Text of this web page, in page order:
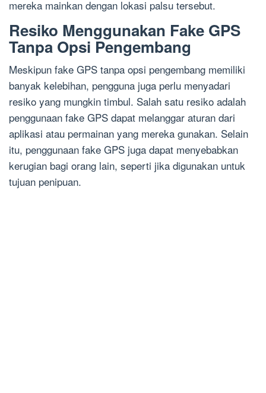
mereka mainkan dengan lokasi palsu tersebut.
Resiko Menggunakan Fake GPS
Tanpa Opsi Pengembang
Meskipun fake GPS tanpa opsi pengembang memiliki
banyak kelebihan, pengguna juga perlu menyadari
resiko yang mungkin timbul. Salah satu resiko adalah
penggunaan fake GPS dapat melanggar aturan dari
aplikasi atau permainan yang mereka gunakan. Selain
itu, penggunaan fake GPS juga dapat menyebabkan
kerugian bagi orang lain, seperti jika digunakan untuk
tujuan penipuan.